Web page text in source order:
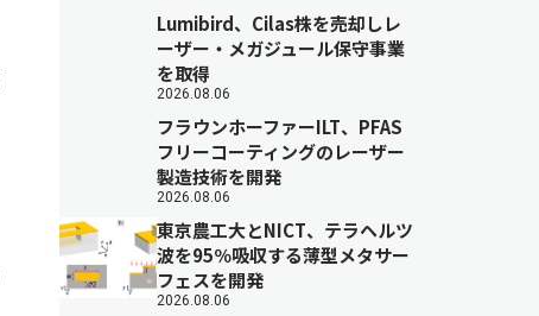
Lumibird、Cilas株を売却しレ
ーザー・メガジュール保守事業
を取得
2026.08.06
フラウンホーファーILT、PFAS
フリーコーティングのレーザー
製造技術を開発
2026.08.06
東京農工大とNICT、テラヘルツ
波を95％吸収する薄型メタサー
フェスを開発
2026.08.06